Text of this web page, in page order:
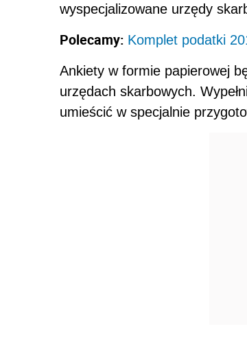
wyspecjalizowane urzędy
Polecamy: Komplet podatki
Ankiety w formie papierowej
urzędach skarbowych.
umieścić w specjalnie